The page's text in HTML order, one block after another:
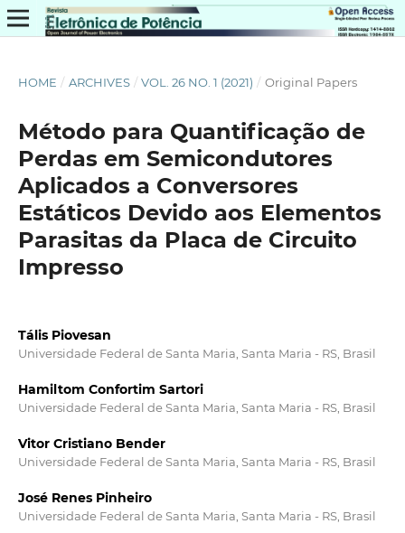
HOME / ARCHIVES / VOL. 26 NO. 1 (2021) / Original Papers
Método para Quantificação de
Perdas em Semicondutores
Aplicados a Conversores
Estáticos Devido aos Elementos
Parasitas da Placa de Circuito
Impresso
Tális Piovesan
Universidade Federal de Santa Maria, Santa Maria - RS, Brasil
Hamiltom Confortim Sartori
Universidade Federal de Santa Maria, Santa Maria - RS, Brasil
Vitor Cristiano Bender
Universidade Federal de Santa Maria, Santa Maria - RS, Brasil
José Renes Pinheiro
Universidade Federal de Santa Maria, Santa Maria - RS, Brasil